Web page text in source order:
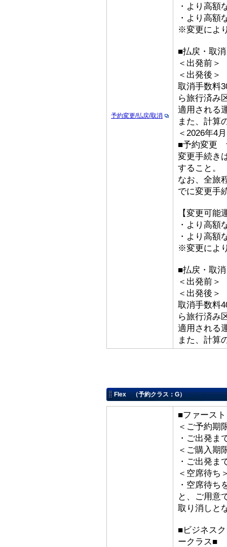
予約変更/払戻/取消
・より高額
・より高額
※変更によ
■払戻・取
＜出発前＞
＜出発後＞
取消手数料
ら旅行済み
適用される
また、計算
＜2026年4
■予約変更
変更手続き
すること。
なお、全旅
でに変更手
【変更可能
・より高額
・より高額
※変更によ
■払戻・取消
＜出発前＞
＜出発後＞
取消手数料
ら旅行済み
適用される
また、計算
Flex （予約クラス：G）
■ファース
＜ご予約期
・ご出発ま
＜ご購入期
・ご出発ま
＜空席待ち
・空席待ち
と、ご用意
取り消しと
■ビジネス
ークラス■